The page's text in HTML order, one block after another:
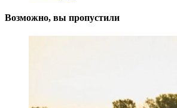
Возможно, вы пропустили